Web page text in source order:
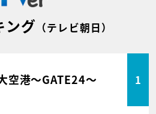
ング （テレビ朝日）
空港～GATE24～ 1